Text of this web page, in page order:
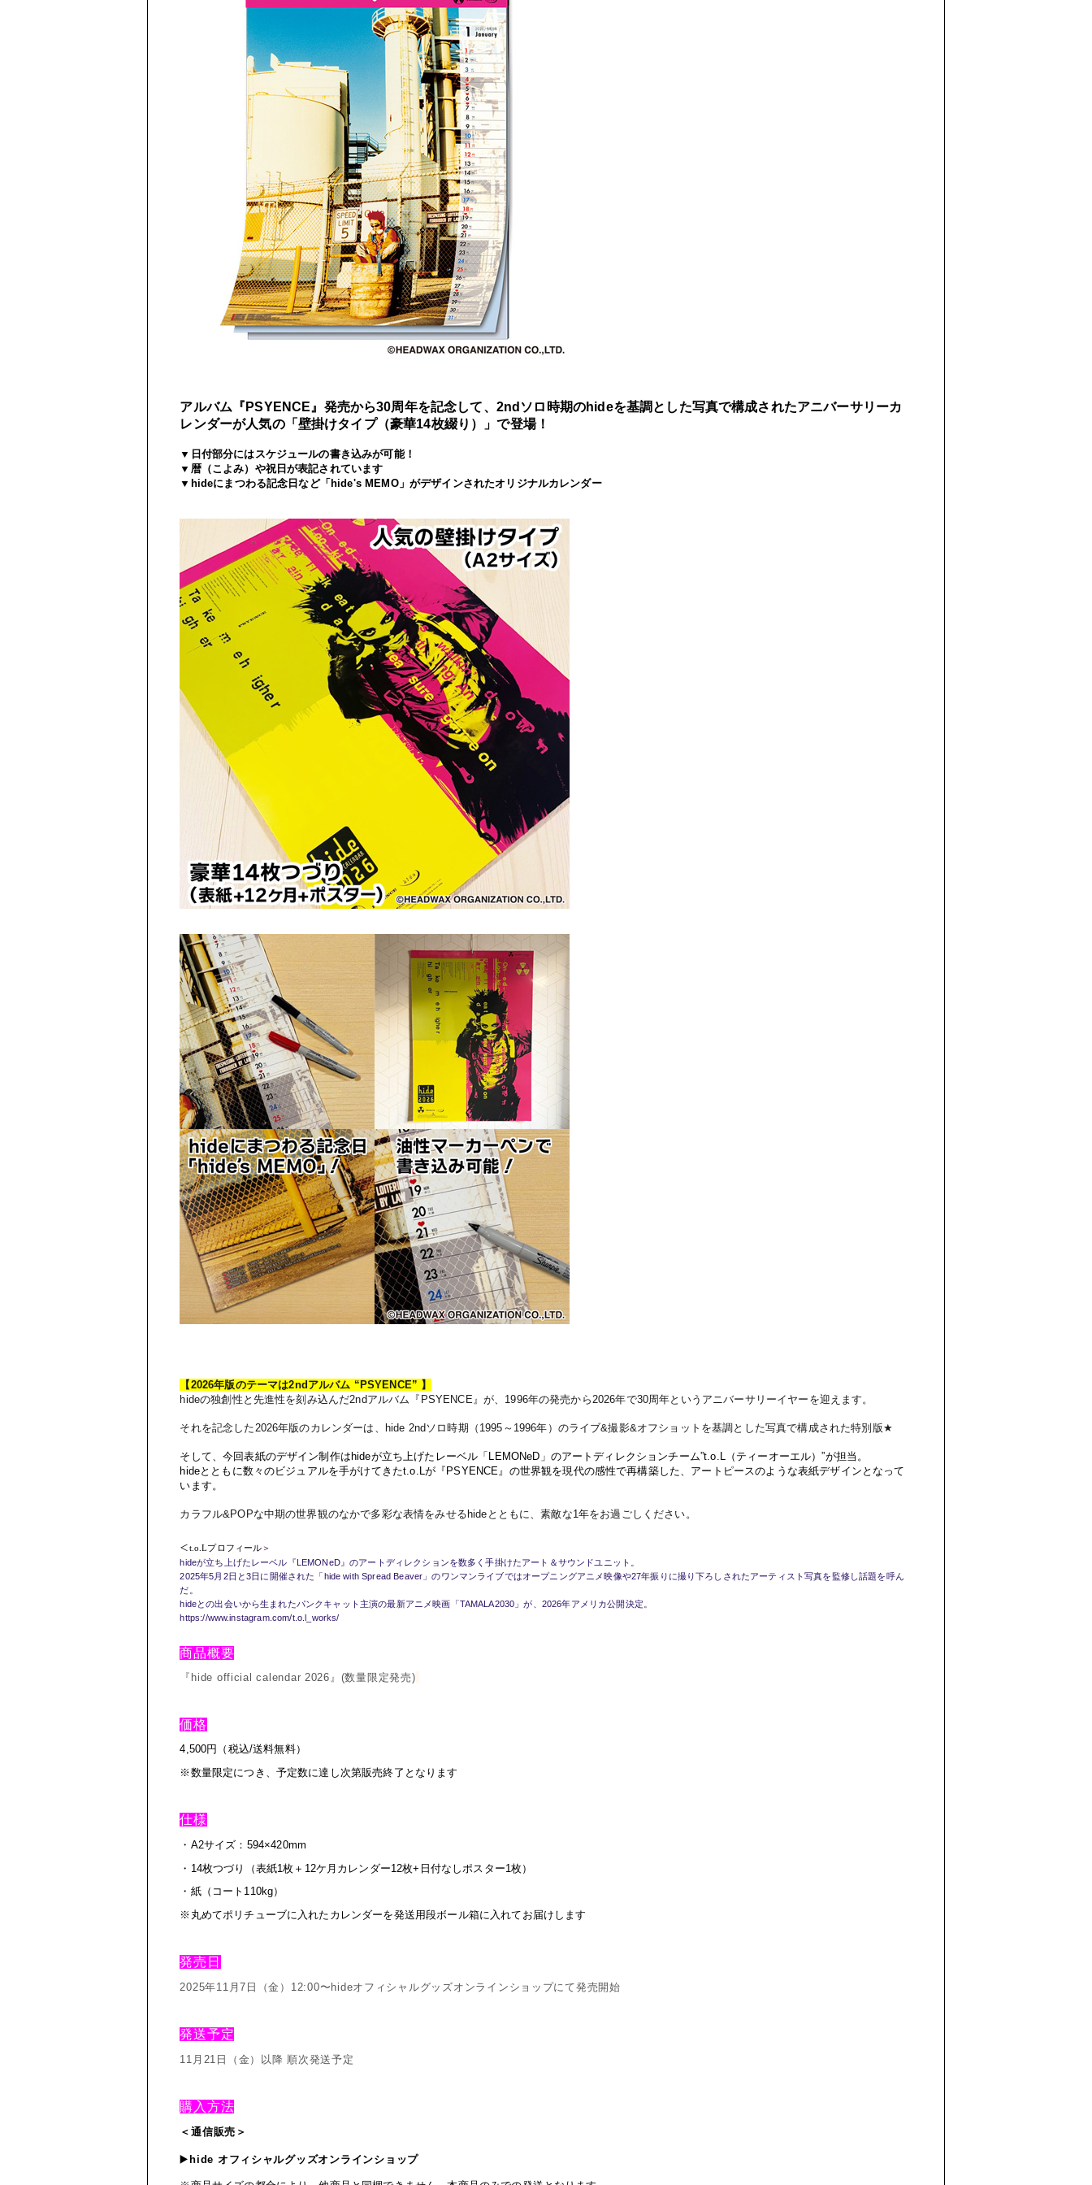
アルバム 『 PSYENCE 』 発売から30周年を記念して、 2nd ソロ時期のhideを基調とした写真で構成されたアニバーサリーカ
レンダーが人気の「壁掛けタイプ（豪華14枚綴り） 」で登場！
▼ 日付部分にはスケジュールの書き込みが可能！
▼ 暦（こよみ）や祝日が表記されています
▼ hideにまつわる記念日など「hide's MEMO」がデザインされたオリジナルカレンダー
【2026年版のテーマは2nd アルバム “PSYENCE” 】
hideの独創性と先進性を刻み込んだ2ndアルバム『 PSYENCE』が、 1996年の発売から2026年で30周年というアニバーサリーイヤーを迎えます。
それを記念した2026年版のカレンダーは、 hide 2nd ソロ時期（ 1995 ～ 1996年 ）のライブ&撮影&オフショットを基調とした写真で構成された特別版★
そして、今回表紙のデザイン制作は hideが立ち上げたレーベル「 LEMONeD 」のアートディレクションチーム”t.o.L（ティーオーエル）”が担当。
hideとともに数々のビジュアルを手がけてきたt.o.Lが 『 PSYENCE』 の世界観を現代の感性で再構築した、アートピースのような表紙デザインとなって
います。
カラフル&POPな中期の世界観のなかで多彩な表情をみせる hide とともに、素敵な1年をお過ごしください。
＜t.o.Lプロフィール＞
hideが立ち上げたレーベル『LEMONeD』のアートディレクションを数多く手掛けたアート＆サウンドユニット。
2025年5月 2日と3日に開催された「hide with Spread Beaver 」のワンマンライブではオープニングアニメ映像や27年振りに撮り下ろしされたアーティスト写真を監修し話題を呼ん
だ。
hideとの出会いから生まれたパンクキャット主演の最新アニメ映画「TAMALA2030 」が、 2026年アメリカ公開決定。
https://www.instagram.com/t.o.l_works/
商品概要
『 hide official calendar 2026 』 (数量限定発売)
価格
4,500円（税込/送料無料）
※数量限定につき、予定数に達し次第販売終了となります
仕様
・ A2サイズ： 594×420mm
・ 14枚つづり（表紙1枚＋ 12ケ月カレンダー12枚+ 日付なしポスター1枚）
・紙（コート 110kg）
※丸めてポリチューブに入れたカレンダーを発送用段ボール箱に入れてお届けします
発売日
2025年11 月7 日（金） 12:00〜 hideオフィシャルグッズオンラインショップにて発売開始
発送予定
11 月 21 日（金）以降 順次発送予定
購入方法
＜通信販売＞
▶️ hide オフィシャルグッズオンラインショップ